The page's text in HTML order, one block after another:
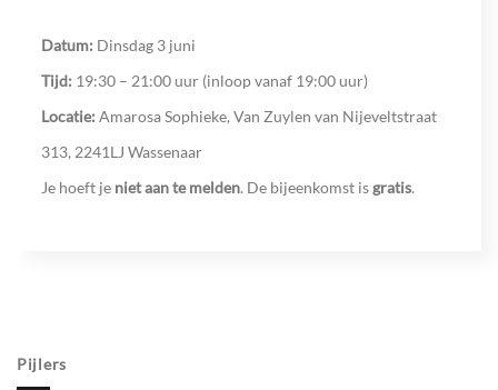
Pijlers
Datum:Dinsdag 3 juni
Tijd:19:30 – 21:00 uur (inloop vanaf 19:00 uur)
Locatie:Amarosa Sophieke, Van Zuylen van Nijeveltstraat
313, 2241LJ Wassenaar
Je hoeft je niet aan te melden. De bijeenkomst isgratis.